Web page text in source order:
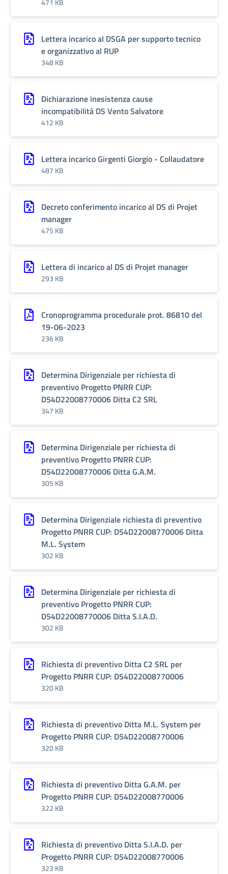
471 KB
Lettera incarico al DSGA per supporto tecnico
e organizzativo al RUP
348 KB
Dichiarazione inesistenza cause
incompatibilità DS Vento Salvatore
412 KB
Lettera incarico Girgenti Giorgio - Collaudatore
487 KB
Decreto conferimento incarico al DS di Projet
manager
475 KB
Lettera di incarico al DS di Projet manager
293 KB
Cronoprogramma procedurale prot. 86810 del
19-06-2023
236 KB
Determina Dirigenziale per richiesta di
preventivo Progetto PNRR CUP:
D54D22008770006 Ditta C2 SRL
347 KB
Determina Dirigenziale per richiesta di
preventivo Progetto PNRR CUP:
D54D22008770006 Ditta G.A.M.
305 KB
Determina Dirigenziale richiesta di preventivo
Progetto PNRR CUP: D54D22008770006 Ditta
M.L. System
302 KB
Determina Dirigenziale per richiesta di
preventivo Progetto PNRR CUP:
D54D22008770006 Ditta S.I.A.D.
302 KB
Richiesta di preventivo Ditta C2 SRL per
Progetto PNRR CUP: D54D22008770006
320 KB
Richiesta di preventivo Ditta M.L. System per
Progetto PNRR CUP: D54D22008770006
320 KB
Richiesta di preventivo Ditta G.A.M. per
Progetto PNRR CUP: D54D22008770006
322 KB
Richiesta di preventivo Ditta S.I.A.D. per
Progetto PNRR CUP: D54D22008770006
323 KB